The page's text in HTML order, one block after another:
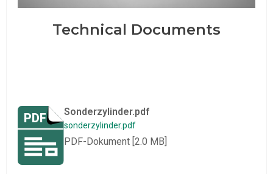
Technical Documents
Sonderzylinder.pdf
sonderzylinder.pdf
PDF-Dokument [2.0 MB]